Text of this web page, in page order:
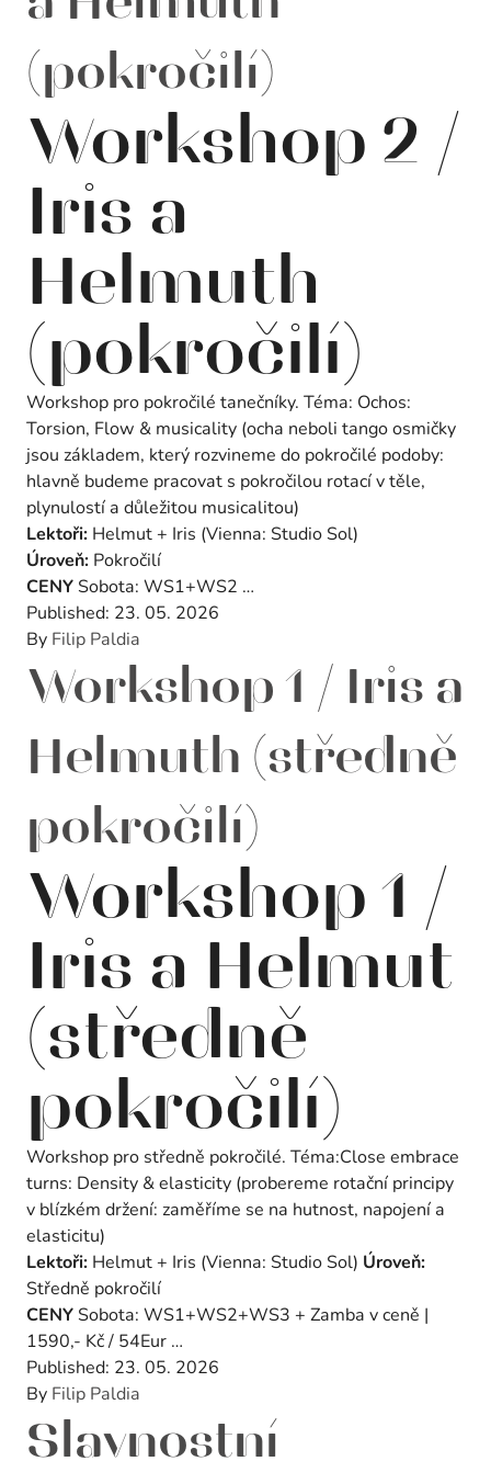
(pokročilí)
Workshop 2 /
Iris a
Helmuth
(pokročilí)
Workshop pro pokročilé tanečníky. Téma: Ochos:
Torsion, Flow & musicality (ocha neboli tango osmičky
jsou základem, který rozvineme do pokročilé podoby:
hlavně budeme pracovat s pokročilou rotací v těle,
plynulostí a důležitou musicalitou)
Lektoři: Helmut + Iris (Vienna: Studio Sol)
Úroveň: Pokročilí
CENY Sobota: WS1+WS2 …
Published: 23. 05. 2026
By Filip Paldia
Workshop 1 / Iris a
Helmuth (středně
pokročilí)
Workshop 1 /
Iris a Helmut
(středně
pokročilí)
Workshop pro středně pokročilé. Téma:Close embrace
turns: Density & elasticity (probereme rotační principy
v blízkém držení: zaměříme se na hutnost, napojení a
elasticitu)
Lektoři: Helmut + Iris (Vienna: Studio Sol) Úroveň:
Středně pokročilí
CENY Sobota: WS1+WS2+WS3 + Zamba v ceně |
1590,- Kč / 54Eur …
Published: 23. 05. 2026
By Filip Paldia
Slavnostní